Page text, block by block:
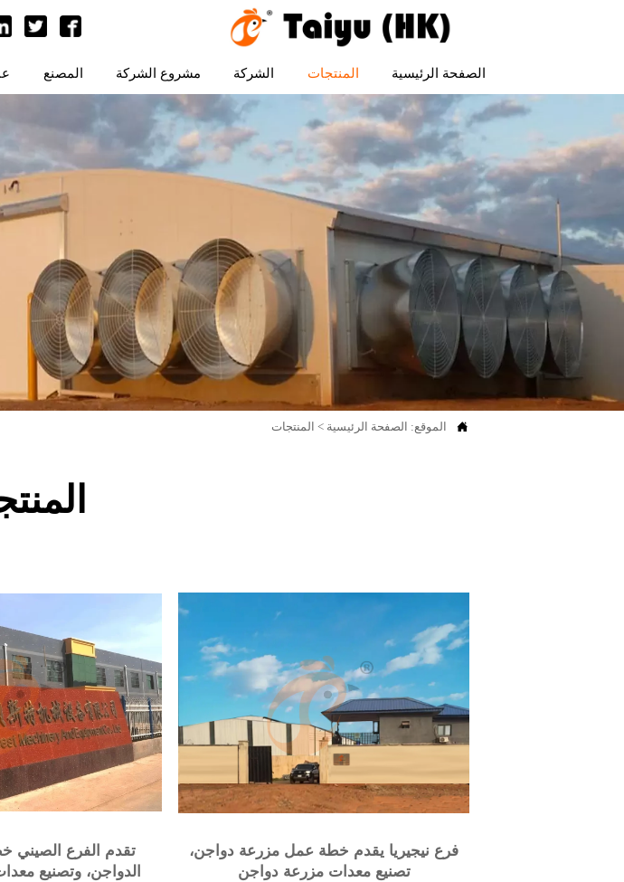
الصفحة الرئيسية المنتجات الشركة مشروع الشركة المصنع
 الموقع: الصفحة الرئيسية > المنتجات
تقدم الفرع الصيني
الدواجن، وتصنيع
فرع نيجيريا يقدم خطة عمل مزرعة دواجن،
تصنيع معدات مزرعة دواجن